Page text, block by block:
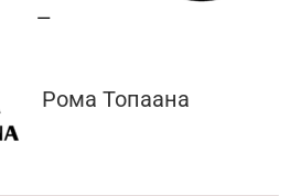
—
Рома Топаана